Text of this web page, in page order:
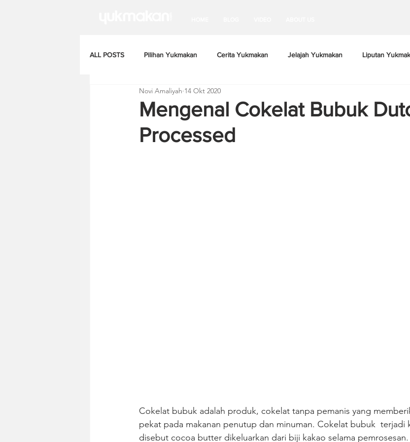
ALL POSTS Pilihan Yukmakan Cerita Yukmakan Jelajah Yukmakan Liputan
Mengenal Cokelat Bubuk
Processed
Novi Amaliyah 14 Okt 2020
Cokelat bubuk adalah produk, cokelat tanpa pemanis yang
pekat pada makanan penutup dan minuman. Cokelat bubuk  terjadi
disebut cocoa butter dikeluarkan dari biji kakao selama